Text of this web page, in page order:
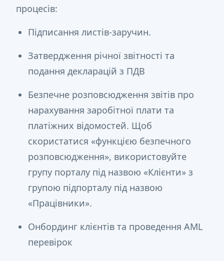
процесів:
Підписання листів-заручин.
Затвердження річної звітності та
подання декларацій з ПДВ
Безпечне розповсюдження звітів про
нарахування заробітної плати та
платіжних відомостей. Щоб
скористатися «функцією безпечного
розповсюдження», використовуйте
групу порталу під назвою «Клієнти» з
групою підпорталу під назвою
«Працівники».
Онбординг клієнтів та проведення AML
перевірок